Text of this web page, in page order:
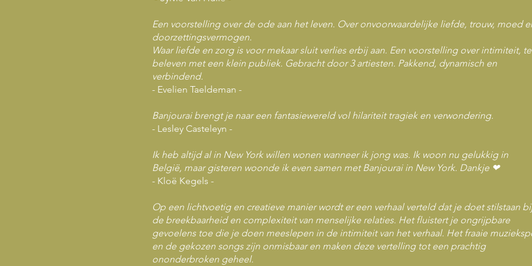
Een voorstelling over de ode aan het leven. Over onvoorwaardelijke liefde, trouw, moed
doorzettingsvermogen.
Waar liefde en zorg is voor mekaar sluit verlies erbij aan. Een voorstelling over intimiteit, te
beleven met een klein publiek. Gebracht door 3 artiesten. Pakkend, dynamisch en
verbindend.
- Evelien Taeldeman -
Banjourai brengt je naar een fantasiewereld vol hilariteit tragiek en verwondering.
- Lesley Casteleyn -
Ik heb altijd al in New York willen wonen wanneer ik jong was. Ik woon nu gelukkig in
België, maar gisteren woonde ik even samen met Banjourai in New York. Dankje ❤
- Kloë Kegels -
Op een lichtvoetig en creatieve manier wordt er een verhaal verteld dat je doet stilstaan
de breekbaarheid en complexiteit van menselijke relaties. Het fluistert je ongrijpbare
gevoelens toe die je doen meeslepen in de intimiteit van het verhaal. Het fraaie
en de gekozen songs zijn onmisbaar en maken deze vertelling tot een prachtig
ononderbroken geheel.